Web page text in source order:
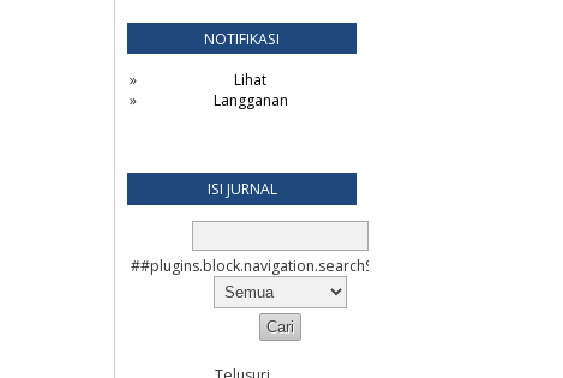
NOTIFIKASI
Lihat
Langganan
ISI JURNAL
##plugins.block.navigation.searchScope##